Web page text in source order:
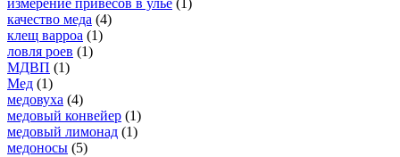
измерение привесов в улье (1)
качество меда (4)
клещ варроа (1)
ловля роев (1)
МДВП (1)
Мед (1)
медовуха (4)
медовый конвейер (1)
медовый лимонад (1)
медоносы (5)